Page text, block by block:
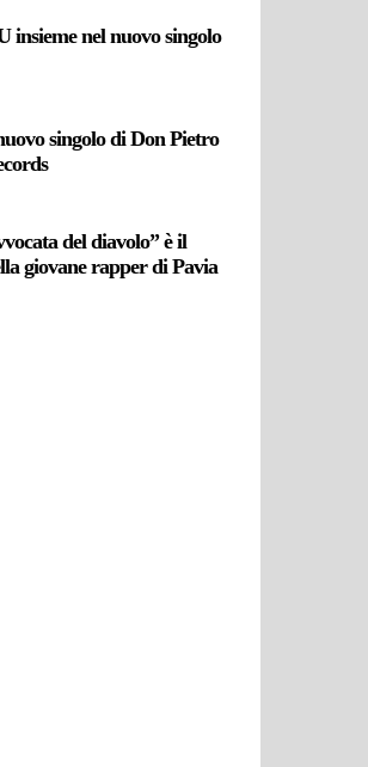
nel nuovo singolo
singolo di Don Pietro
del diavolo” è il
giovane rapper di Pavia